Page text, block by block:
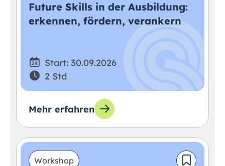
Future Skills in der Ausbildung:
erkennen, fördern, verankern
Start: 30.09.2026
2 Std
Mehr erfahren
Workshop